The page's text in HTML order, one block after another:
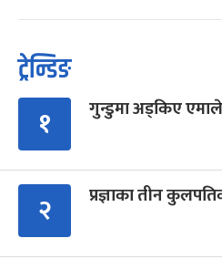
ट्रेन्डिङ
१ गुन्डुमा अड्किए
२ प्रज्ञाका तीन